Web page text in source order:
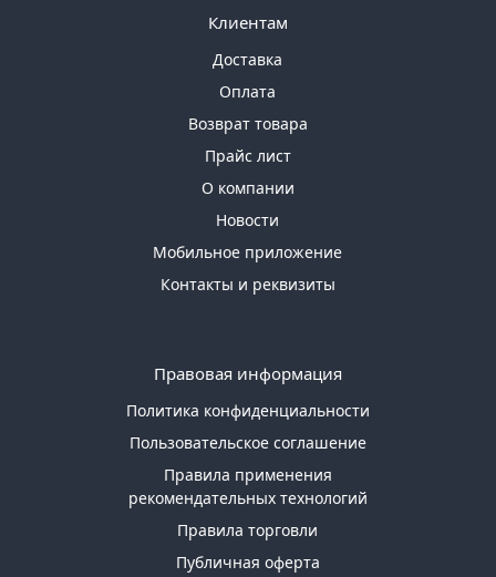
Клиентам
Доставка
Оплата
Возврат товара
Прайс лист
О компании
Новости
Мобильное приложение
Контакты и реквизиты
Правовая информация
Политика конфиденциальности
Пользовательское соглашение
Правила применения
рекомендательных технологий
Правила торговли
Публичная оферта